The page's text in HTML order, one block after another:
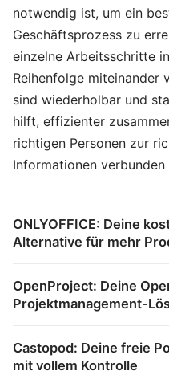
notwendig ist, um ein
Geschäftsprozess zu
einzelne Arbeitsschritte
Reihenfolge miteinander
sind wiederholbar und
hilft, effizienter
richtigen Personen zur
Informationen verbunden
ONLYOFFICE: Deine
Alternative für mehr
OpenProject: Deine
Projektmanagement-
Castopod: Deine freie
mit vollem Kontrolle